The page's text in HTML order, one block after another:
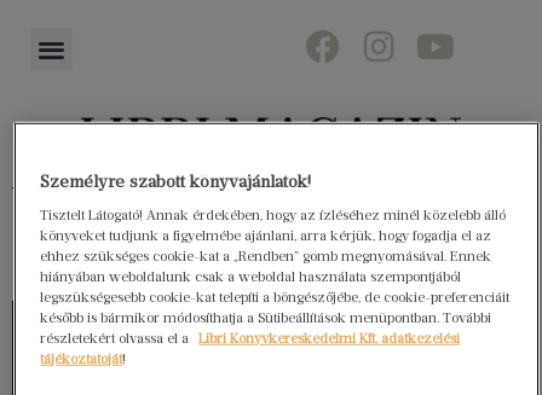
Könyvektől az olvasókig
Személyre szabott könyvajánlatok!
Tisztelt Látogató! Annak érdekében, hogy az ízléséhez minél közelebb álló
könyveket tudjunk a figyelmébe ajánlani, arra kérjük, hogy fogadja el az
ehhez szükséges cookie-kat a „Rendben” gomb megnyomásával. Ennek
hiányában weboldalunk csak a weboldal használata szempontjából
legszükségesebb cookie-kat telepíti a böngészőjébe, de cookie-preferenciáit
később is bármikor módosíthatja a Sütibeállítások menüpontban. További
részletekért olvassa el a
Libri Könyvkereskedelmi Kft. adatkezelési
tájékoztatóját!